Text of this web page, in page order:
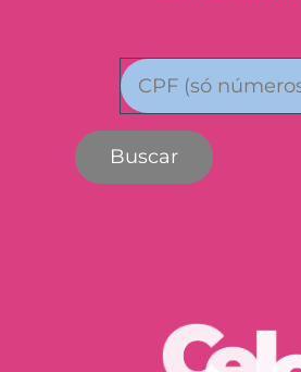
Buscar